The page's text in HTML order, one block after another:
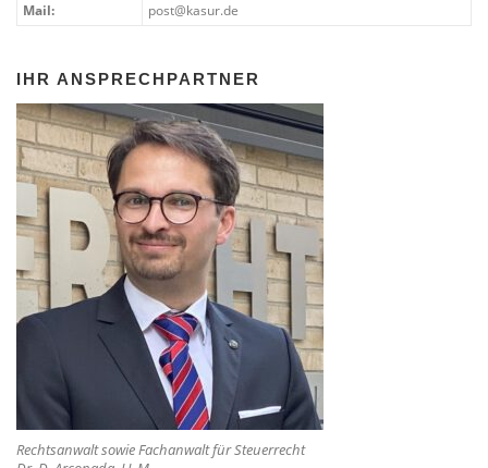
Mail:
post@kasur.de
IHR ANSPRECHPARTNER
Rechtsanwalt sowie Fachanwalt für Steuerrecht